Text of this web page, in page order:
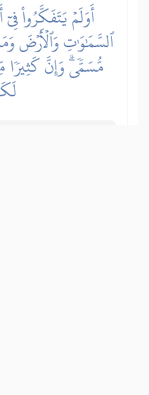
أَوَلَمۡ يَتَفَكَّرُواْ
ٱلسَّمَٰوَٰتِ وَٱلۡأَرۡضَ
مُّسَمّٗىۗ وَإِنَّ كَثِيرٗا